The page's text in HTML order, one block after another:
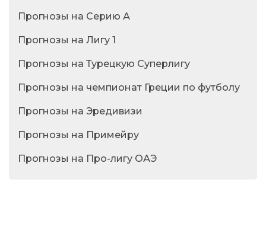
Прогнозы на Серию А
Прогнозы на Лигу 1
Прогнозы на Турецкую Суперлигу
Прогнозы на чемпионат Греции по футболу
Прогнозы на Эредивизи
Прогнозы на Примейру
Прогнозы на Про-лигу ОАЭ